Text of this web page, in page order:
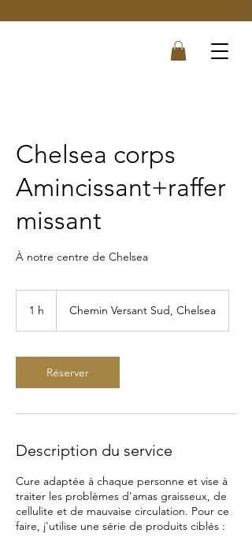
Chelsea corps
Amincissant+raffer
missant
À notre centre de Chelsea
1 h Chemin Versant Sud, Chelsea
Réserver
Description du service
Cure adaptée à chaque personne et vise à
traiter les problèmes d'amas graisseux, de
cellulite et de mauvaise circulation. Pour ce
faire, j'utilise une série de produits ciblés :